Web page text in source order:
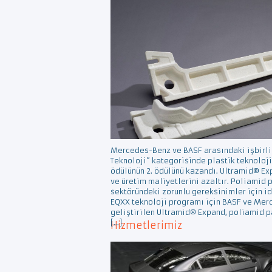
Mercedes-Benz ve BASF arasındaki
Teknoloji” kategorisinde plastik
ödülünün 2. ödülünü kazandı. Ultramid®
ve üretim maliyetlerini azaltır. Poliamid
sektöründeki zorunlu gereksinimler için
EQXX teknoloji programı için BASF ve
geliştirilen Ultramid® Expand, poliamid
[…]
Hizmetlerimiz